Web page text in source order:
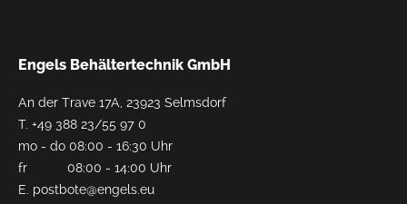
Engels Behältertechnik GmbH
An der Trave 17A, 23923 Selmsdorf
T. +49 388 23/55 97 0
mo - do 08:00 - 16:30 Uhr
fr 08:00 - 14:00 Uhr
E. postbote@engels.eu